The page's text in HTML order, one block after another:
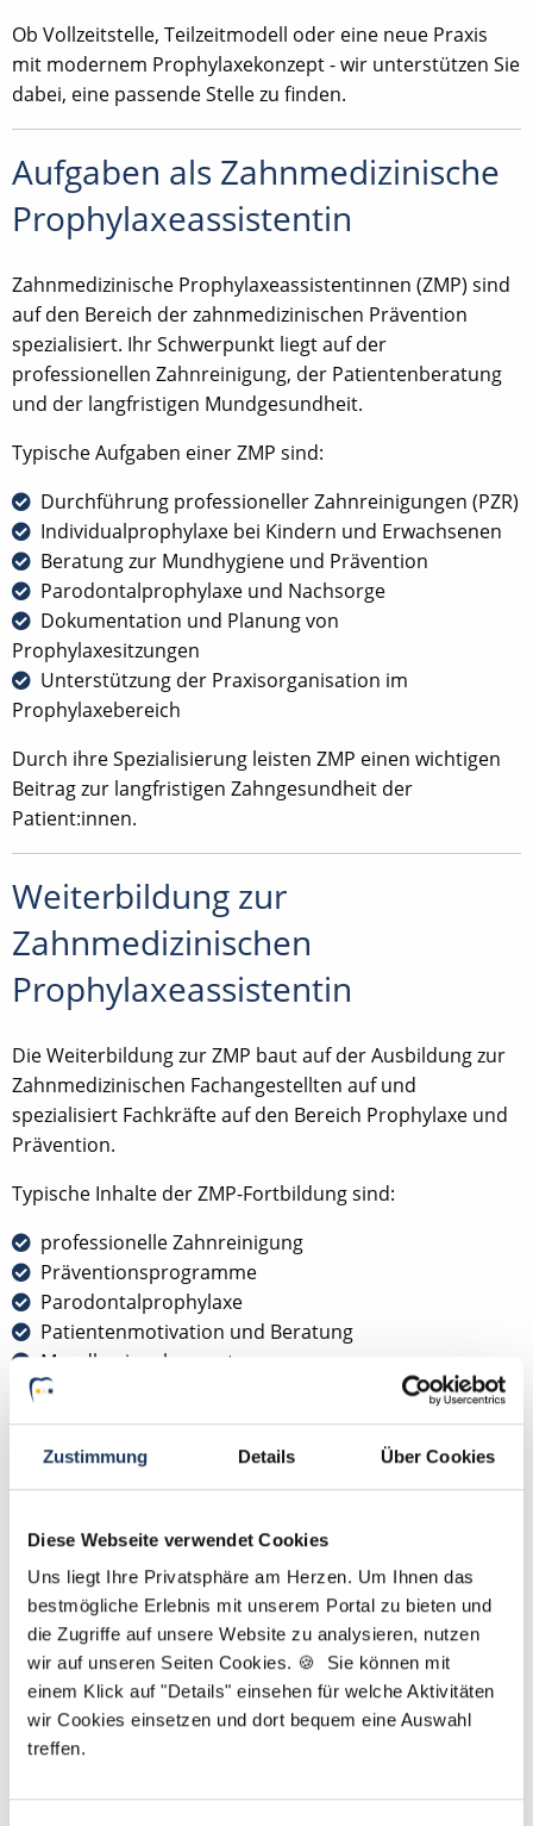
Zustimmung Details Über Cookies
Diese Webseite verwendet Cookies
Uns liegt Ihre Privatsphäre am Herzen. Um Ihnen das
bestmögliche Erlebnis mit unserem Portal zu bieten und
die Zugriffe auf unsere Website zu analysieren, nutzen
wir auf unseren Seiten Cookies. 🍪 Sie können mit
einem Klick auf "Details" einsehen für welche Aktivitäten
wir Cookies einsetzen und dort bequem eine Auswahl
treffen.
Ob Vollzeitstelle, Teilzeitmodell oder eine neue Praxis
mit modernem Prophylaxekonzept - wir unterstützen Sie
dabei, eine passende Stelle zu finden.
Aufgaben als Zahnmedizinische
Prophylaxeassistentin
Zahnmedizinische Prophylaxeassistentinnen (ZMP) sind
auf den Bereich der zahnmedizinischen Prävention
spezialisiert. Ihr Schwerpunkt liegt auf der
professionellen Zahnreinigung, der Patientenberatung
und der langfristigen Mundgesundheit.
Typische Aufgaben einer ZMP sind:
Durchführung professioneller Zahnreinigungen (PZR)
Individualprophylaxe bei Kindern und Erwachsenen
Beratung zur Mundhygiene und Prävention
Parodontalprophylaxe und Nachsorge
Dokumentation und Planung von
Prophylaxesitzungen
Unterstützung der Praxisorganisation im
Prophylaxebereich
Durch ihre Spezialisierung leisten ZMP einen wichtigen
Beitrag zur langfristigen Zahngesundheit der
Patient:innen.
Weiterbildung zur
Zahnmedizinischen
Prophylaxeassistentin
Die Weiterbildung zur ZMP baut auf der Ausbildung zur
Zahnmedizinischen Fachangestellten auf und
spezialisiert Fachkräfte auf den Bereich Prophylaxe und
Prävention.
Typische Inhalte der ZMP-Fortbildung sind:
professionelle Zahnreinigung
Präventionsprogramme
Parodontalprophylaxe
Patientenmotivation und Beratung
Mundhygienekonzepte
Die Qualifikation ermöglicht häufig eine stärkere
Spezialisierung innerhalb der Zahnarztpraxis und
eröffnet zusätzliche Entwicklungsmöglichkeiten im
Jetzt zur kostenlosen Stellenanfrage
für ZMP
Gehalt als ZMP 2025
Prophylaxeassistentin?